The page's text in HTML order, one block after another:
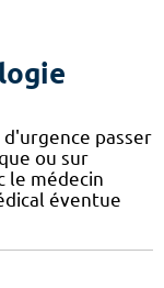
d'urgence passer
ou sur
le médecin
éventue